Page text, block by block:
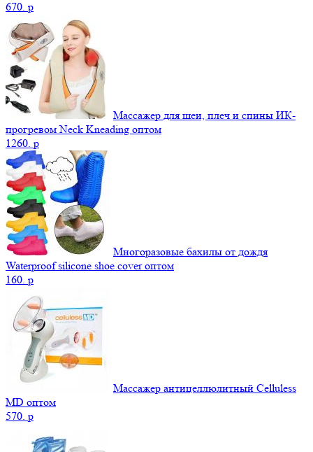
670. p
Массажер для шеи, плеч и спины ИК-
прогревом Neck Kneading оптом
1260. p
Многоразовые бахилы от дождя
Waterproof silicone shoe cover оптом
160. p
Массажер антицеллюлитный Celluless
MD оптом
570. p